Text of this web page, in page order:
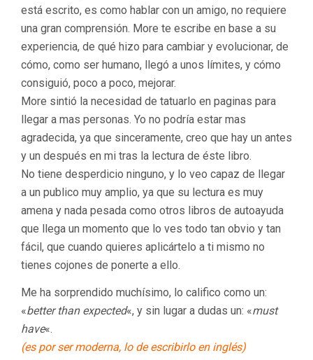
está escrito, es como hablar con un amigo, no requiere
una gran comprensión. More te escribe en base a su
experiencia, de qué hizo para cambiar y evolucionar, de
cómo, como ser humano, llegó a unos límites, y cómo
consiguió, poco a poco, mejorar.
More sintió la necesidad de tatuarlo en paginas para
llegar a mas personas. Yo no podría estar mas
agradecida, ya que sinceramente, creo que hay un antes
y un después en mi tras la lectura de éste libro.
No tiene desperdicio ninguno, y lo veo capaz de llegar
a un publico muy amplio, ya que su lectura es muy
amena y nada pesada como otros libros de autoayuda
que llega un momento que lo ves todo tan obvio y tan
fácil, que cuando quieres aplicártelo a ti mismo no
tienes cojones de ponerte a ello.
Me ha sorprendido muchísimo, lo califico como un:
«better than expected«, y sin lugar a dudas un: «must
have«.
(es por ser moderna, lo de escribirlo en inglés)